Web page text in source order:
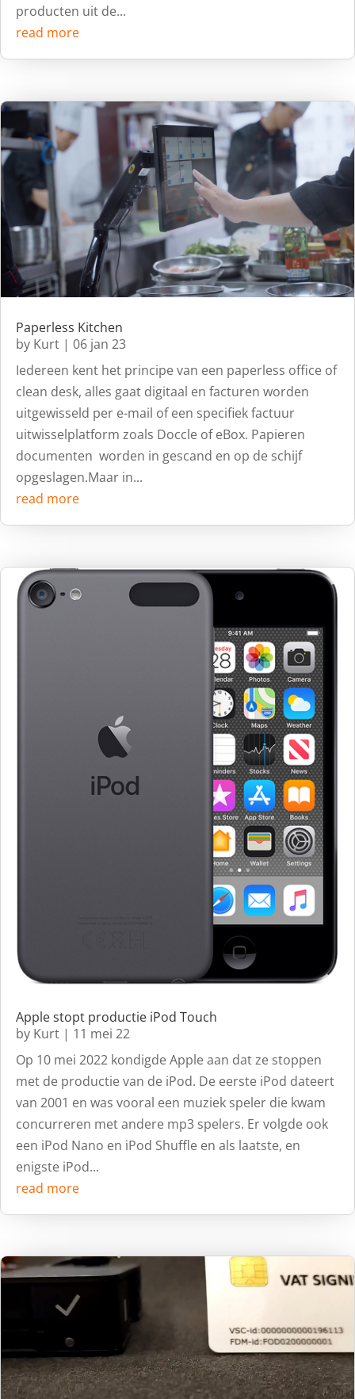
producten uit de...
read more
Paperless Kitchen
by Kurt | 06 jan 23
Iedereen kent het principe van een paperless office of
clean desk, alles gaat digitaal en facturen worden
uitgewisseld per e-mail of een specifiek factuur
uitwisselplatform zoals Doccle of eBox. Papieren
documenten worden in gescand en op de schijf
opgeslagen.Maar in...
read more
Apple stopt productie iPod Touch
by Kurt | 11 mei 22
Op 10 mei 2022 kondigde Apple aan dat ze stoppen
met de productie van de iPod. De eerste iPod dateert
van 2001 en was vooral een muziek speler die kwam
concurreren met andere mp3 spelers. Er volgde ook
een iPod Nano en iPod Shuffle en als laatste, en
enigste iPod...
read more